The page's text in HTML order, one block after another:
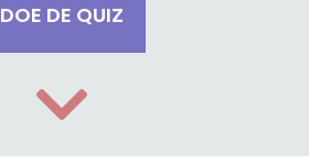
DOE DE QUIZ